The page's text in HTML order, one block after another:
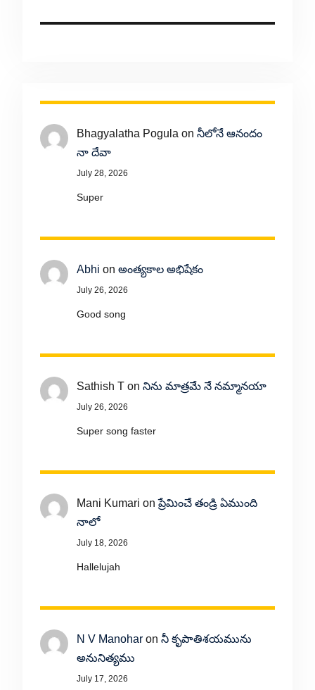
Bhagyalatha Pogula on నీలోనే ఆనందం
నా దేవా
July 28, 2026
Super
Abhi on అంత్యకాల అభిషేకం
July 26, 2026
Good song
Sathish Ton నిను మాత్రమే నే నమ్మానయా
July 26, 2026
Super song faster
Mani Kumari onప్రేమించే తండ్రి ఏముంది
నాలో
July 18, 2026
Hallelujah
N V Manoharon నీ కృపాతిశయమును
అనునిత్యము
July 17, 2026